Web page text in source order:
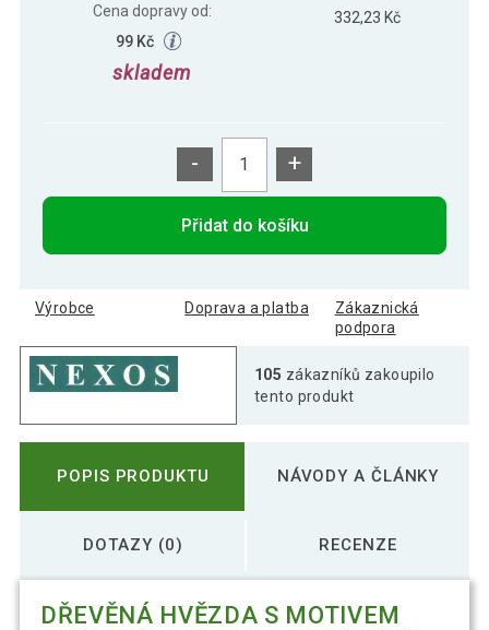
Cena dopravy od:
99 Kč
skladem
332,23 Kč
- +
Přidat do košíku
Výrobce Doprava a platba
Zákaznická
podpora
105 zákazníků zakoupilo
tento produkt
POPIS PRODUKTU NÁVODY A ČLÁNKY
DOTAZY (0) RECENZE
DŘEVĚNÁ HVĚZDA S MOTIVEM